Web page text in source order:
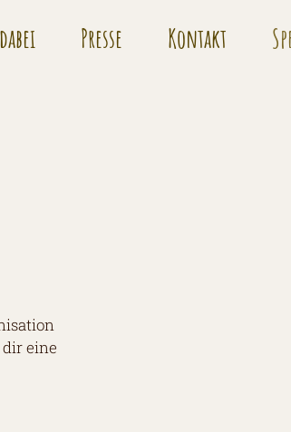
Presse Kontakt
eine